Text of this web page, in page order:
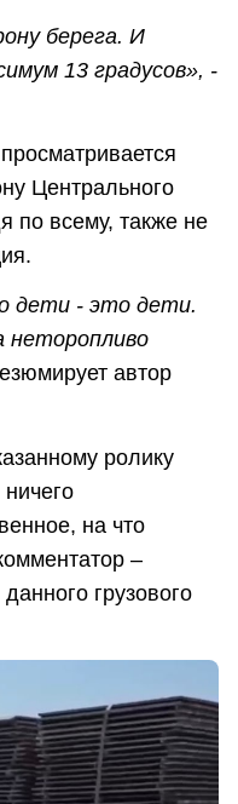
берега. И
13 градусов», -
Центрального
по всему, также не
дети - это дети.
неторопливо
автор
ролику
на что
–
грузового